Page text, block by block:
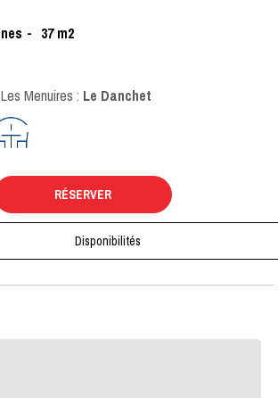
37 m2
Menuires : Le Danchet
RÉSERVER
Disponibilités